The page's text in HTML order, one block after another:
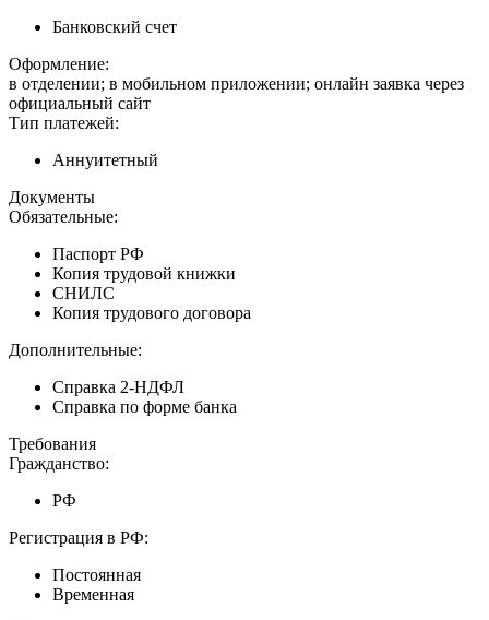
Банковский счет
Оформление:
в отделении; в мобильном приложении; онлайн заявка через
официальный сайт
Тип платежей:
Аннуитетный
Документы
Обязательные:
Паспорт РФ
Копия трудовой книжки
СНИЛС
Копия трудового договора
Дополнительные:
Справка 2-НДФЛ
Справка по форме банка
Требования
Гражданство:
РФ
Регистрация в РФ:
Постоянная
Временная